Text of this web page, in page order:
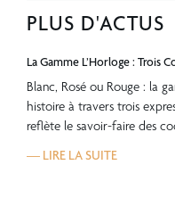
PLUS D'ACTUS
La Gamme L’Horloge : Trois
Blanc, Rosé ou Rouge : la
histoire à travers trois
reflète le savoir-faire des
— LIRE LA SUITE